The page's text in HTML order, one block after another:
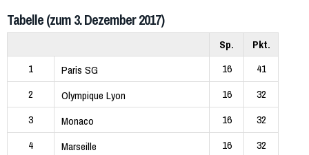
Tabelle (zum 3. Dezember 2017)
Sp.
Pkt.
1
Paris SG 16
41
2
Olympique Lyon 16
32
3
Monaco 16
32
4
Marseille 16
32